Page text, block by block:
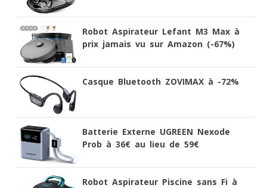
Robot Aspirateur Lefant M3 Max à
prix jamais vu sur Amazon (-67%)
Casque Bluetooth ZOVIMAX à -72%
Batterie Externe UGREEN Nexode
Prob à 36€ au lieu de 59€
Robot Aspirateur Piscine sans Fi à